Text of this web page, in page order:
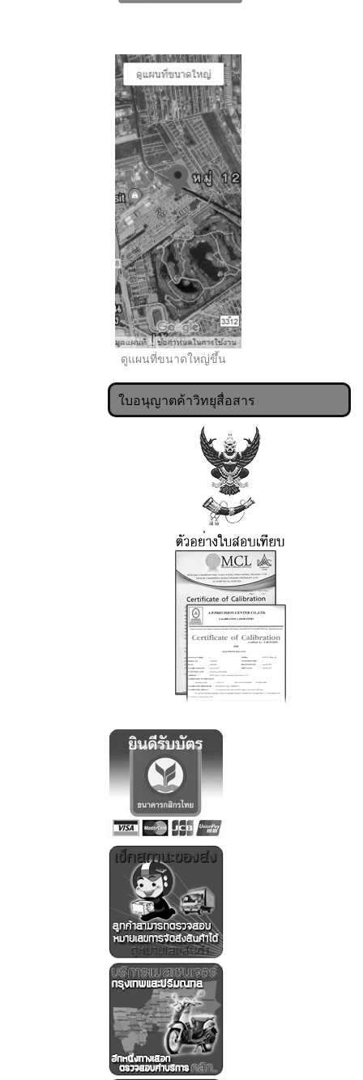
ดูแผนที่ขนาดใหญ่ขึ้น
ใบอนุญาตค้าวิทยุสื่อสาร